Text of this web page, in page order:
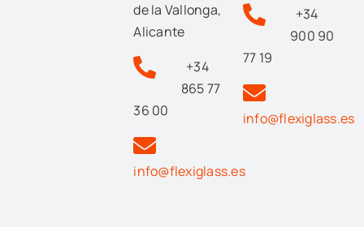
de la Vallonga,
Alicante
+34
865 77
36 00
info@flexiglass.es
+34
900 90
77 19
info@flexiglass.es